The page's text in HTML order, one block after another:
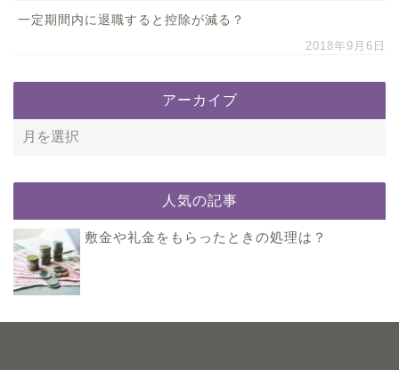
一定期間内に退職すると控除が減る？
2018年9月6日
アーカイブ
人気の記事
敷金や礼金をもらったときの処理は？